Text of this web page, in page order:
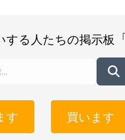
する人たちの掲示板
す 買います